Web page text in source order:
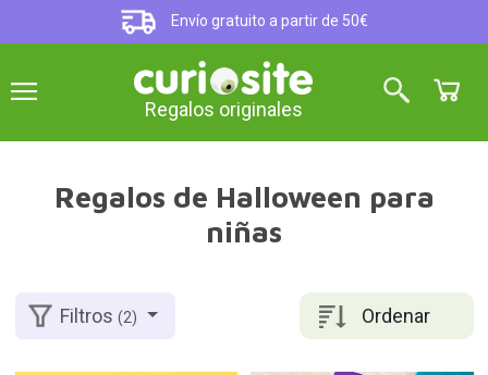
Envío gratuito a partir de 50€
Regalos originales
Regalos de Halloween para
niñas
Ordenar
Filtros(2)